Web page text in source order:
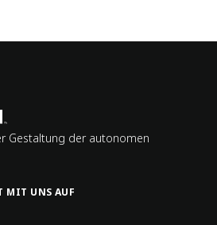
Gestaltung der autonomen
MIT UNS AUF